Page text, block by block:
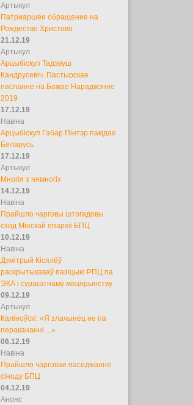
Артыкул
Патриаршее обращение на
Рождество Христово
21.12.19
Артыкул
Арцыбіскуп Тадэвуш
Кандрусевіч. Пастырскае
пасланне на Божае Нараджэнне
2019
17.12.19
Навіна
Арцыбіскуп Габар Пінтэр пакідае
Беларусь
17.12.19
Артыкул
Многія з нямногіх
14.12.19
Навіна
Прайшло чарговы штогадовы
сход Мінскай епархіі БПЦ
10.12.19
Навіна
Дзмітрый Кісялёў
раскрытыкаваў пазіцыю РПЦ па
ЭКА і сурагатнаму мацярынству
09.12.19
Артыкул
Каліноўскі: «Я злачынец не па
перакананні ...»
06.12.19
Навіна
Прайшло чарговае паседжанне
сіноду БПЦ
04.12.19
Анонс